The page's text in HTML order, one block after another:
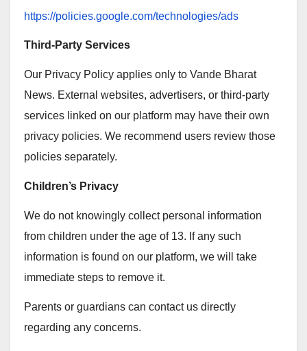
https://policies.google.com/technologies/ads
Third-Party Services
Our Privacy Policy applies only to Vande Bharat
News. External websites, advertisers, or third-party
services linked on our platform may have their own
privacy policies. We recommend users review those
policies separately.
Children’s Privacy
We do not knowingly collect personal information
from children under the age of 13. If any such
information is found on our platform, we will take
immediate steps to remove it.
Parents or guardians can contact us directly
regarding any concerns.